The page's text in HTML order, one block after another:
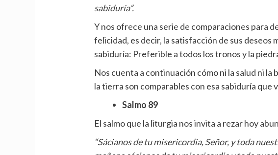
sabiduría”.
Y nos ofrece una serie de comparaciones para
felicidad, es decir, la satisfacción de sus deseos
sabiduría: Preferible a todos los tronos y la
Nos cuenta a continuación cómo ni la salud ni la
la tierra son comparables con esa sabiduría que
Salmo 89
El salmo que la liturgia nos invita a rezar hoy
“Sácianos de tu misericordia, Señor, y toda